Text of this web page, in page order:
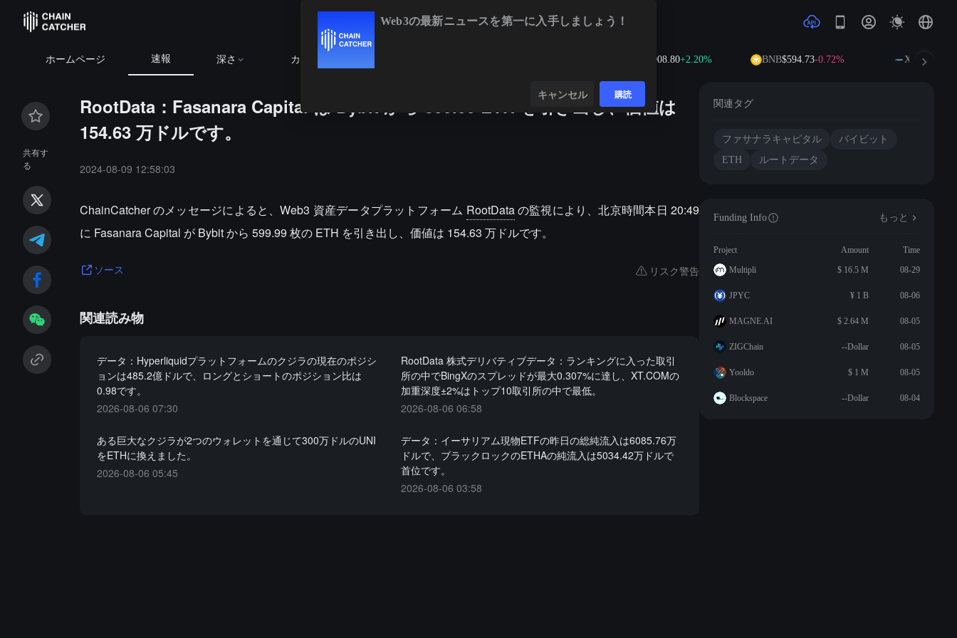
ホームページ 速報 深さ カレンダー $1,908.80+2.20% BNB$594.73-0.72% XRP $1.04
共有す
る
RootData：Fasanara Capital は Bybit から 599.99 ETH を引き出し、価値は
154.63 万ドルです。
2024-08-09 12:58:03
ChainCatcher のメッセージによると、Web3 資産データプラットフォーム RootDataの監視により、北京時間本日 20:49
に Fasanara Capital が Bybit から 599.99 枚の ETH を引き出し、価値は 154.63 万ドルです。
ソース リスク警告
関連読み物
データ：Hyperliquidプラットフォームのクジラの現在のポジシ
ョンは485.2億ドルで、ロングとショートのポジション比は
0.98です。
2026-08-06 07:30
RootData 株式デリバティブデータ：ランキングに入った取引
所の中でBingXのスプレッドが最大0.307%に達し、XT.COMの
加重深度±2%はトップ10取引所の中で最低。
2026-08-06 06:58
ある巨大なクジラが2つのウォレットを通じて300万ドルのUNI
をETHに換えました。
2026-08-06 05:45
データ：イーサリアム現物ETFの昨日の総純流入は6085.76万
ドルで、ブラックロックのETHAの純流入は5034.42万ドルで
首位です。
2026-08-06 03:58
関連タグ
ファサナラキャピタル
バイビット
ETH
ルートデータ
Funding Info もっと
Project Amount
Time
Multipli
$ 16.5 M 08-29
JPYC ¥ 1 B 08-06
MAGNE.AI $ 2.64 M 08-05
ZIGChain --Dollar 08-05
Yooldo $ 1 M 08-05
Blockspace --Dollar 08-04
Web3の最新ニュースを第一に入手しましょう！
キャンセル 購読